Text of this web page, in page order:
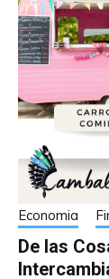
Economia
De las